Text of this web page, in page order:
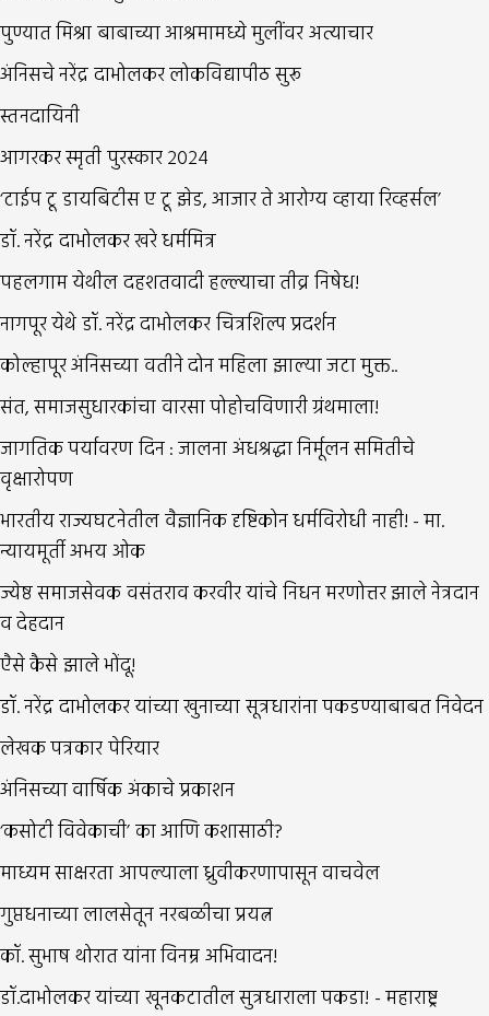
पुण्यात मिश्रा बाबाच्या आश्रमामध्ये मुलींवर अत्याचार
अंनिसचे नरेंद्र दाभोलकर लोकविद्यापीठ सुरू
स्तनदायिनी
आगरकर स्मृती पुरस्कार २०२४
‘टाईप टू डायबिटीस ए टू झेड, आजार ते आरोग्य व्हाया रिव्हर्सल’
डॉ. नरेंद्र दाभोलकर खरे धर्ममित्र
पहलगाम येथील दहशतवादी हल्ल्याचा तीव्र निषेध!
नागपूर येथे डॉ. नरेंद्र दाभोलकर चित्रशिल्प प्रदर्शन
कोल्हापूर अंनिसच्या वतीने दोन महिला झाल्या जटा मुक्त..
संत, समाजसुधारकांचा वारसा पोहोचविणारी ग्रंथमाला!
जागतिक पर्यावरण दिन : जालना अंधश्रद्धा निर्मूलन समितीचे
वृक्षारोपण
भारतीय राज्यघटनेतील वैज्ञानिक दृष्टिकोन धर्मविरोधी नाही! - मा.
न्यायमूर्ती अभय ओक
ज्येष्ठ समाजसेवक वसंतराव करवीर यांचे निधन मरणोत्तर झाले नेत्रदान
व देहदान
एैसे कैसे झाले भोंदू!
डॉ. नरेंद्र दाभोलकर यांच्या खुनाच्या सूत्रधारांना पकडण्याबाबत निवेदन
लेखक पत्रकार पेरियार
अंनिसच्या वार्षिक अंकाचे प्रकाशन
‘कसोटी विवेकाची’ का आणि कशासाठी?
माध्यम साक्षरता आपल्याला ध्रुवीकरणापासून वाचवेल
गुप्तधनाच्या लालसेतून नरबळीचा प्रयत्न
कॉ. सुभाष थोरात यांना विनम्र अभिवादन!
डॉ.दाभोलकर यांच्या खूनकटातील सुत्रधाराला पकडा! - महाराष्ट्र